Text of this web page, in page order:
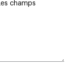
Les champs